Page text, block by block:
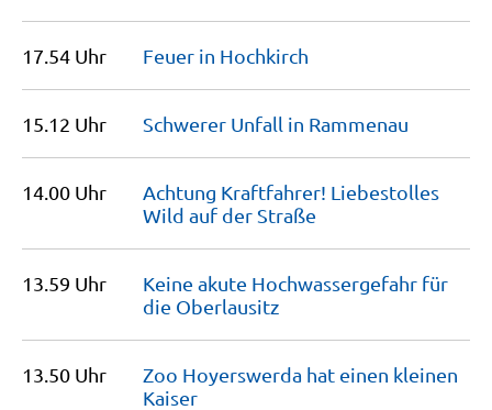
17.54 Uhr Feuer in Hochkirch
15.12 Uhr Schwerer Unfall in Rammenau
14.00 Uhr
Achtung Kraftfahrer! Liebestolles
Wild auf der Straße
13.59 Uhr
Keine akute Hochwassergefahr für
die Oberlausitz
13.50 Uhr
Zoo Hoyerswerda hat einen kleinen
Kaiser